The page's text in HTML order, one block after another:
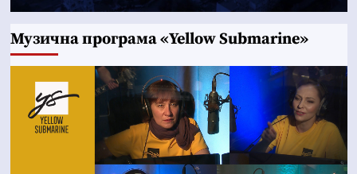
Музична програма «Yellow Submarine»